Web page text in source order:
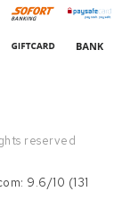
reserved
9.6/10 (131